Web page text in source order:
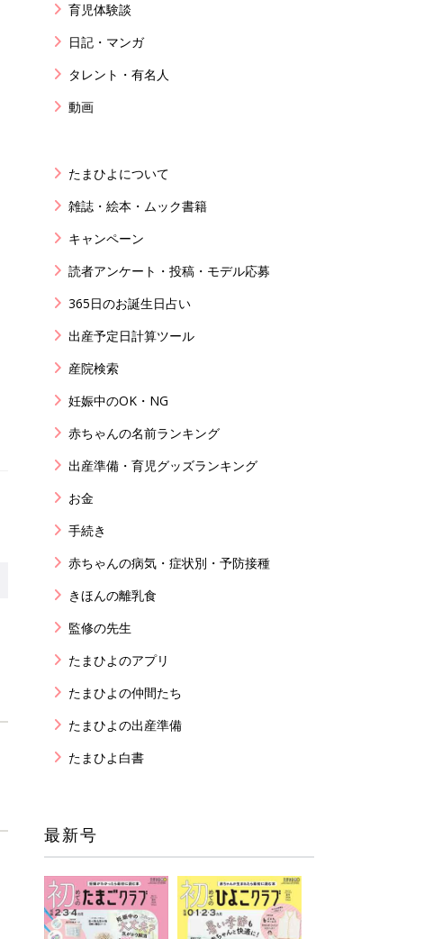
育児体験談
日記・マンガ
タレント・有名人
動画
たまひよについて
雑誌・絵本・ムック書籍
キャンペーン
読者アンケート・投稿・モデル応募
365日のお誕生日占い
出産予定日計算ツール
産院検索
妊娠中のOK・NG
赤ちゃんの名前ランキング
出産準備・育児グッズランキング
お金
手続き
赤ちゃんの病気・症状別・予防接種
きほんの離乳食
監修の先生
たまひよのアプリ
たまひよの仲間たち
たまひよの出産準備
たまひよ白書
最新号